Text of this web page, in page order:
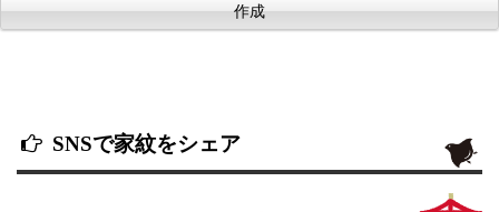
SNSで家紋をシェア